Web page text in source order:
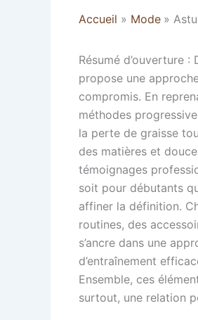
Accueil Mode
Résumé d’ouverture
propose une
compromis. En
méthodes
la perte de graisse
des matières et
témoignages
soit pour débutants
affiner la définition.
routines, des
s’ancre dans une
d’entraînement
Ensemble, ces
surtout, une relation